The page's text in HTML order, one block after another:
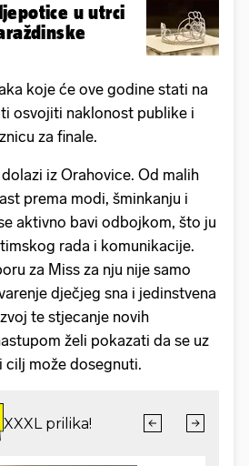
u utrci
koje će ove godine stati na
osvojiti naklonost publike i
za finale.
dolazi iz Orahovice. Od malih
prema modi, šminkanju i
aktivno bavi odbojkom, što ju
rada i komunikacije.
za Miss za nju nije samo
dječjeg sna i jedinstvena
te stjecanje novih
želi pokazati da se uz
cilj može dosegnuti.